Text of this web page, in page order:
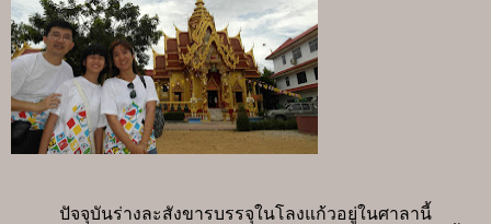
ปัจจุบันร่างละสังขารบรรจุในโลงแก้วอยู่ในศาลานี้